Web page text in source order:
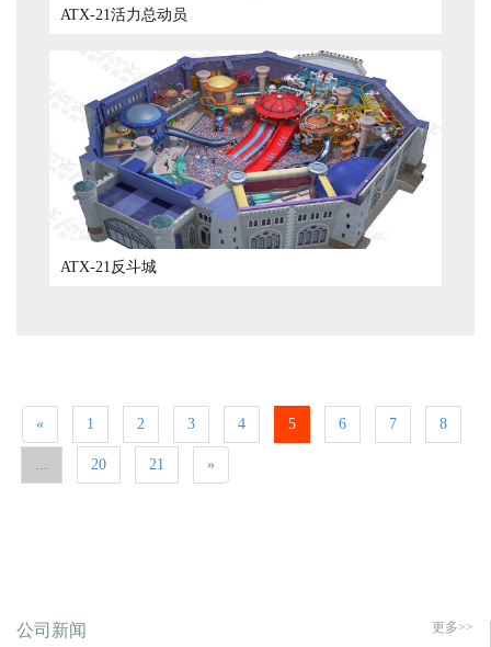
ATX-21活力总动员
ATX-21反斗城
« 1 2 3 4 5 6 7 8
... 20 21 »
公司新闻 更多>>